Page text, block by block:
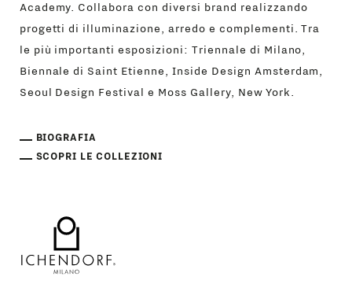
Academy. Collabora con diversi brand realizzando
progetti di illuminazione, arredo e complementi. Tra
le più importanti esposizioni: Triennale di Milano,
Biennale di Saint Etienne, Inside Design Amsterdam,
Seoul Design Festival e Moss Gallery, New York.
BIOGRAFIA
SCOPRI LE COLLEZIONI